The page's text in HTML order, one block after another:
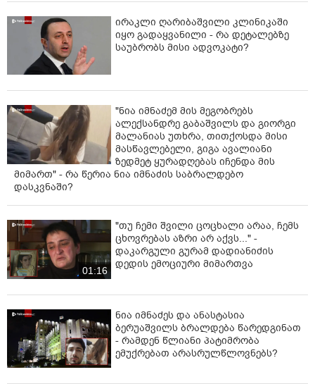
ირაკლი ღარიბაშვილი კლინიკაში
იყო გადაყვანილი - რა დეტალებზე
საუბრობს მისი ადვოკატი?
"ნია იმნაძემ მის მეგობრებს
ალექსანდრე გაბაშვილს და გიორგი
მალანიას უთხრა, თითქოსდა მისი
მასწავლებელი, გიგა ავალიანი
ზედმეტ ყურადღებას იჩენდა მის
მიმართ" - რა წერია ნია იმნაძის საბრალდებო
დასკვნაში?
01:16
"თუ ჩემი შვილი ცოცხალი არაა, ჩემს
ცხოვრებას აზრი არ აქვს..." -
დაკარგული გურამ დადიანიძის
დედის ემოციური მიმართვა
ნია იმნაძეს და ანასტასია
ბერუაშვილს ბრალდება წარედგინათ
- რამდენ წლიანი პატიმრობა
ემუქრებათ არასრულწლოვნებს?